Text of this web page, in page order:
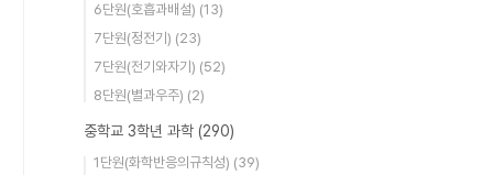
6단원(호흡과배설) (13)
7단원(정전기) (23)
7단원(전기와자기) (52)
8단원(별과우주) (2)
중학교 3학년 과학 (290)
1단원(화학반응의규칙성) (39)